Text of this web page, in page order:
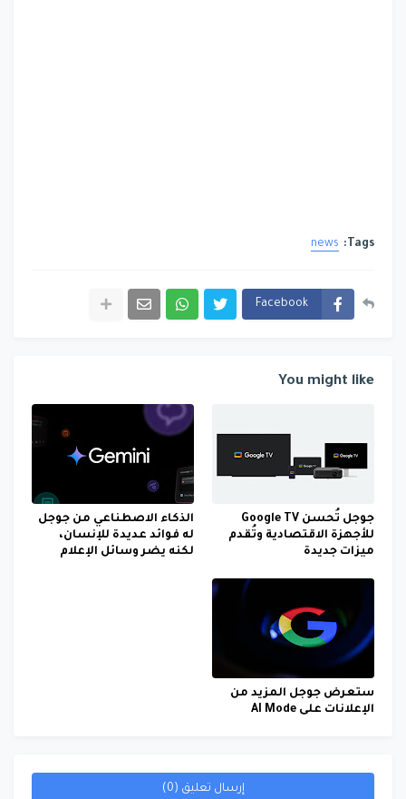
Tags:
news
Facebook
You might like
جوجل تُحسن Google TV
للأجهزة الاقتصادية وتُقدم
ميزات جديدة
الذكاء الاصطناعي من جوجل
له فوائد عديدة للإنسان،
لكنه يضر وسائل الإعلام
ستعرض جوجل المزيد من
الإعلانات على AI Mode
إرسال تعليق (0)